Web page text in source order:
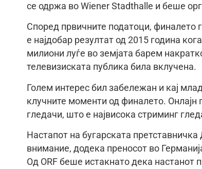
се одржа во Wiener Stadthalle и беше
Според првичните податоци, финалето
е најдобар резултат од 2015 година
милиони луѓе во земјата барем
телевизиската публика била вклучена.
Голем интерес бил забележан и кај
клучните моменти од финалето. Онлајн
гледачи, што е највисока стриминг
Настапот на бугарската
внимание, додека преносот во
Од ORF беше истакнато дека настанот